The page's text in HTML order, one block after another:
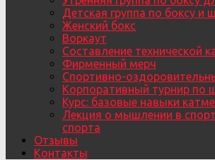
Детская группа по боксу и
Женский бокс
Воркаут
Составление технической
Фирменный мерч
Спортивно-
Корпоративный турнир по
Курс: базовые навыки
Лекция о мышлении в
спорта
Отзывы
Контакты